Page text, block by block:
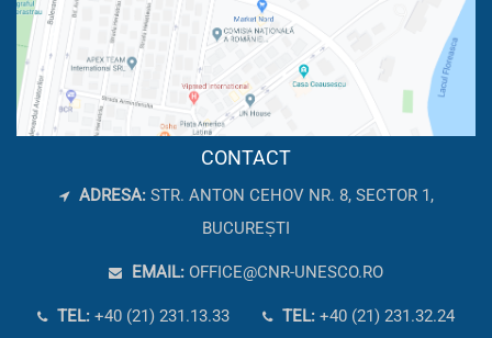
CONTACT
ADRESA: STR. ANTON CEHOV NR. 8, SECTOR 1,
BUCUREȘTI
EMAIL: OFFICE@CNR-UNESCO.RO
TEL: +40 (21) 231.13.33 TEL: +40 (21) 231.32.24